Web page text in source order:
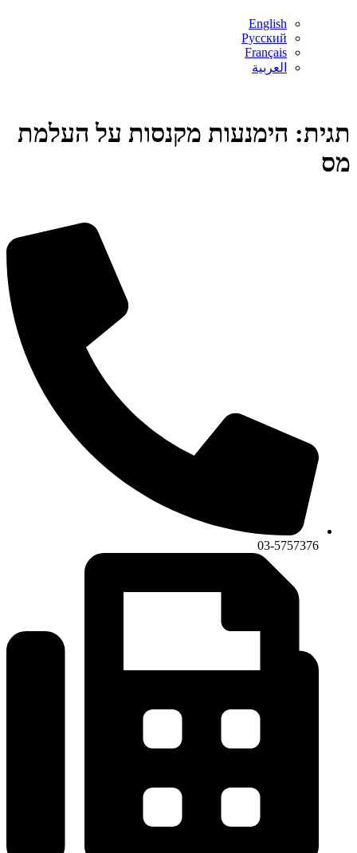
English
Русский
Français
العربية
תגית: הימנעות מקנסות על העלמת
מס
03-5757376